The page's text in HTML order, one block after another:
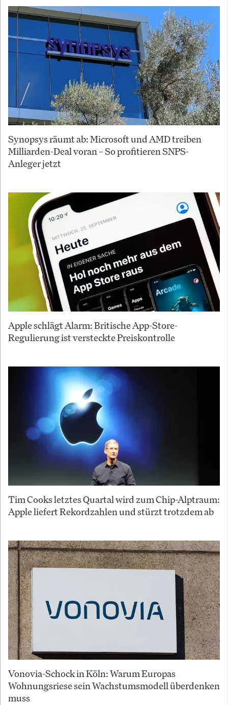
Synopsys räumt ab: Microsoft und AMD treiben
Milliarden-Deal voran – So profitieren SNPS-
Anleger jetzt
Apple schlägt Alarm: Britische App-Store-
Regulierung ist versteckte Preiskontrolle
Tim Cooks letztes Quartal wird zum Chip-Alptraum:
Apple liefert Rekordzahlen und stürzt trotzdem ab
Vonovia-Schock in Köln: Warum Europas
Wohnungsriese sein Wachstumsmodell überdenken
muss